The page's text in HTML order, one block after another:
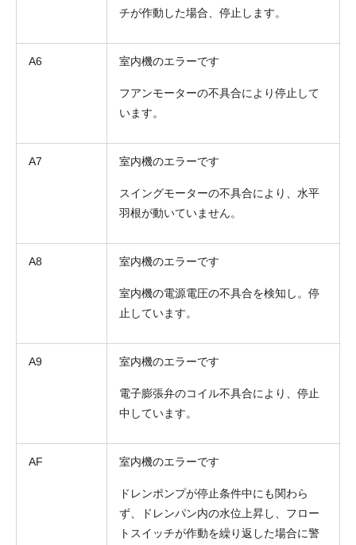
チが作動した場合、停止します。
A6 室内機のエラーです
フアンモーターの不具合により停止して
います。
A7 室内機のエラーです
スイングモーターの不具合により、水平
羽根が動いていません。
A8 室内機のエラーです
室内機の電源電圧の不具合を検知し。停
止しています。
A9 室内機のエラーです
電子膨張弁のコイル不具合により、停止
中しています。
AF 室内機のエラーです
ドレンポンプが停止条件中にも関わら
ず、ドレンパン内の水位上昇し、フロー
トスイッチが作動を繰り返した場合に警